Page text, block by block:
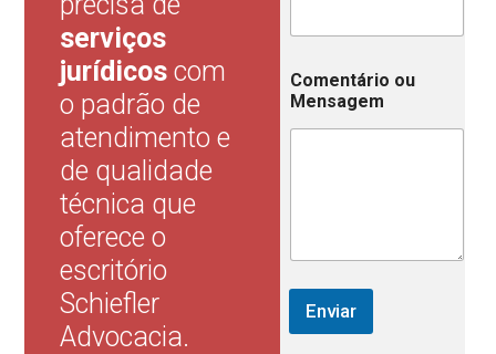
serviços
jurídicos com
o padrão de
atendimento e
de qualidade
técnica que
oferece o
escritório
Schiefler
Advocacia.
a
p
Comentário ou
Mensagem
Enviar